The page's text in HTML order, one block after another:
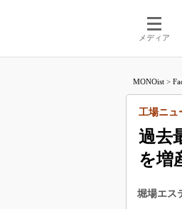
メディア
MONOist >
過去
を増
工場ニュ
堀場エス